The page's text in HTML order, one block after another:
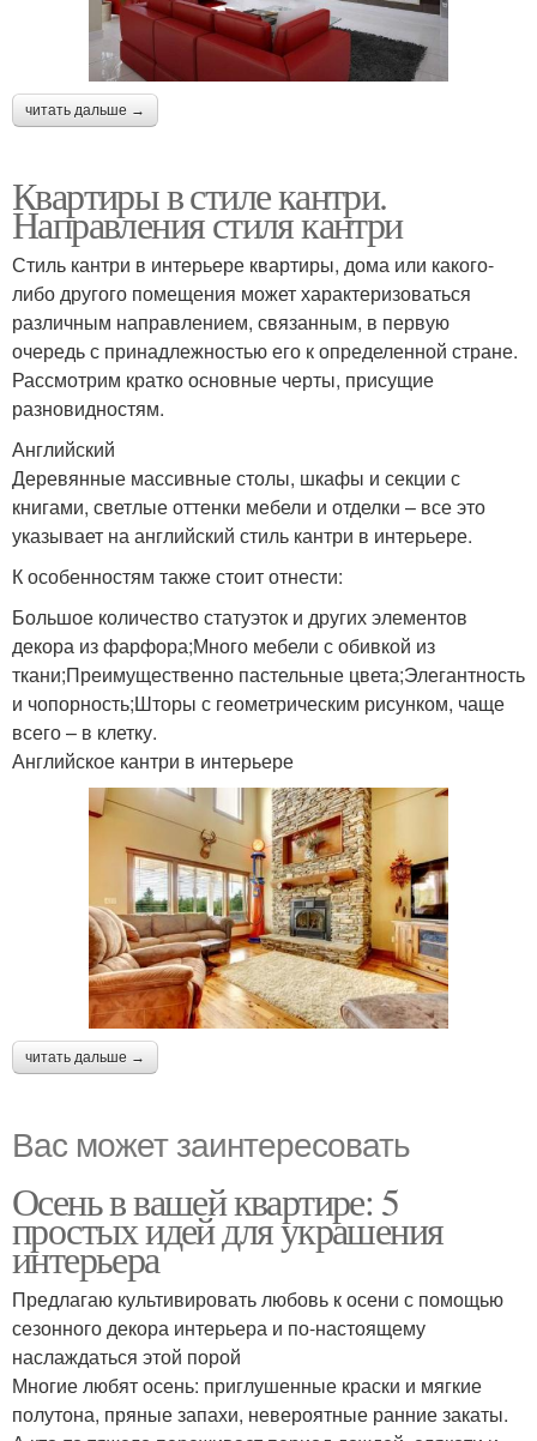
читать дальше →
Квартиры в стиле кантри.
Направления стиля кантри
Стиль кантри в интерьере квартиры, дома или какого-
либо другого помещения может характеризоваться
различным направлением, связанным, в первую
очередь с принадлежностью его к определенной стране.
Рассмотрим кратко основные черты, присущие
разновидностям.
Английский
Деревянные массивные столы, шкафы и секции с
книгами, светлые оттенки мебели и отделки – все это
указывает на английский стиль кантри в интерьере.
К особенностям также стоит отнести:
Большое количество статуэток и других элементов
декора из фарфора;Много мебели с обивкой из
ткани;Преимущественно пастельные цвета;Элегантность
и чопорность;Шторы с геометрическим рисунком, чаще
всего – в клетку.
Английское кантри в интерьере
читать дальше →
Вас может заинтересовать
Осень в вашей квартире: 5
простых идей для украшения
интерьера
Предлагаю культивировать любовь к осени с помощью
сезонного декора интерьера и по-настоящему
наслаждаться этой порой
Многие любят осень: приглушенные краски и мягкие
полутона, пряные запахи, невероятные ранние закаты.